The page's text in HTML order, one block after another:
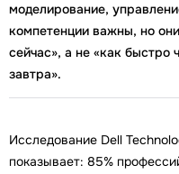
моделирование,
компетенции важны, но
сейчас», а не «как быстро
завтра».
Исследование Dell
показывает: 85%